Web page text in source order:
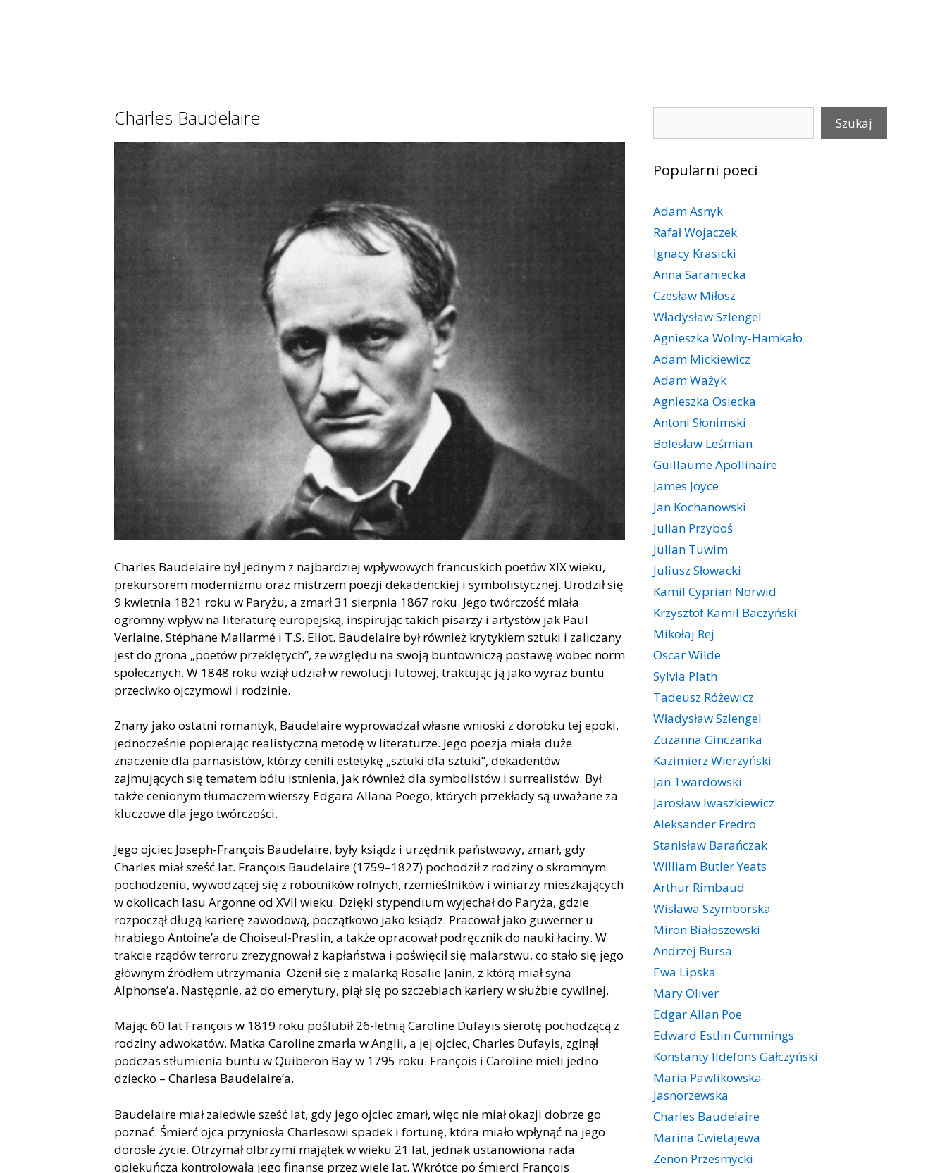
Charles Baudelaire
Charles Baudelaire był jednym z najbardziej wpływowych francuskich poetów XIX wieku,
prekursorem modernizmu oraz mistrzem poezji dekadenckiej i symbolistycznej. Urodził się
9 kwietnia 1821 roku w Paryżu, a zmarł 31 sierpnia 1867 roku. Jego twórczość miała
ogromny wpływ na literaturę europejską, inspirując takich pisarzy i artystów jak Paul
Verlaine, Stéphane Mallarmé i T.S. Eliot. Baudelaire był również krytykiem sztuki i zaliczany
jest do grona „poetów przeklętych”, ze względu na swoją buntowniczą postawę wobec norm
społecznych. W 1848 roku wziął udział w rewolucji lutowej, traktując ją jako wyraz buntu
przeciwko ojczymowi i rodzinie.
Znany jako ostatni romantyk, Baudelaire wyprowadzał własne wnioski z dorobku tej epoki,
jednocześnie popierając realistyczną metodę w literaturze. Jego poezja miała duże
znaczenie dla parnasistów, którzy cenili estetykę „sztuki dla sztuki”, dekadentów
zajmujących się tematem bólu istnienia, jak również dla symbolistów i surrealistów. Był
także cenionym tłumaczem wierszy Edgara Allana Poego, których przekłady są uważane za
kluczowe dla jego twórczości.
Jego ojciec Joseph-François Baudelaire, były ksiądz i urzędnik państwowy, zmarł, gdy
Charles miał sześć lat. François Baudelaire (1759–1827) pochodził z rodziny o skromnym
pochodzeniu, wywodzącej się z robotników rolnych, rzemieślników i winiarzy mieszkających
w okolicach lasu Argonne od XVII wieku. Dzięki stypendium wyjechał do Paryża, gdzie
rozpoczął długą karierę zawodową, początkowo jako ksiądz. Pracował jako guwerner u
hrabiego Antoine’a de Choiseul-Praslin, a także opracował podręcznik do nauki łaciny. W
trakcie rządów terroru zrezygnował z kapłaństwa i poświęcił się malarstwu, co stało się jego
głównym źródłem utrzymania. Ożenił się z malarką Rosalie Janin, z którą miał syna
Alphonse’a. Następnie, aż do emerytury, piął się po szczeblach kariery w służbie cywilnej.
Mając 60 lat François w 1819 roku poślubił 26-letnią Caroline Dufayis sierotę pochodzącą z
rodziny adwokatów. Matka Caroline zmarła w Anglii, a jej ojciec, Charles Dufayis, zginął
podczas stłumienia buntu w Quiberon Bay w 1795 roku. François i Caroline mieli jedno
dziecko – Charlesa Baudelaire’a.
Baudelaire miał zaledwie sześć lat, gdy jego ojciec zmarł, więc nie miał okazji dobrze go
poznać. Śmierć ojca przyniosła Charlesowi spadek i fortunę, która miało wpłynąć na jego
dorosłe życie. Otrzymał olbrzymi majątek w wieku 21 lat, jednak ustanowiona rada
opiekuńcza kontrolowała jego finanse przez wiele lat. Wkrótce po śmierci François
Szukaj
Popularni poeci
Adam Asnyk
Rafał Wojaczek
Ignacy Krasicki
Anna Saraniecka
Czesław Miłosz
Władysław Szlengel
Agnieszka Wolny-Hamkało
Adam Mickiewicz
Adam Ważyk
Agnieszka Osiecka
Antoni Słonimski
Bolesław Leśmian
Guillaume Apollinaire
James Joyce
Jan Kochanowski
Julian Przyboś
Julian Tuwim
Juliusz Słowacki
Kamil Cyprian Norwid
Krzysztof Kamil Baczyński
Mikołaj Rej
Oscar Wilde
Sylvia Plath
Tadeusz Różewicz
Władysław Szlengel
Zuzanna Ginczanka
Kazimierz Wierzyński
Jan Twardowski
Jarosław Iwaszkiewicz
Aleksander Fredro
Stanisław Barańczak
William Butler Yeats
Arthur Rimbaud
Wisława Szymborska
Miron Białoszewski
Andrzej Bursa
Ewa Lipska
Mary Oliver
Edgar Allan Poe
Edward Estlin Cummings
Konstanty Ildefons Gałczyński
Maria Pawlikowska-
Jasnorzewska
Charles Baudelaire
Marina Cwietajewa
Zenon Przesmycki